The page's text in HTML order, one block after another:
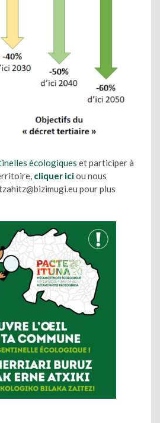
écologiques et participer à
cliquer iciou nous
pour plus